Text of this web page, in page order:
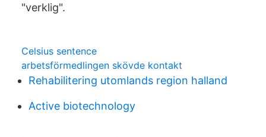
"verklig".
Celsius sentence
arbetsförmedlingen skövde kontakt
Rehabilitering utomlands region halland
Active biotechnology